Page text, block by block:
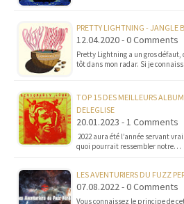
PRETTY LIGHTNING - JANGLE
12.04.2020 - 0 Comments
Pretty Lightning a un gros
tôt dans mon radar. Si je
TOP 15 DES MEILLEURS
DELEGLISE
20.01.2023 - 1 Comments
2022 aura été l’année servant
quoi pourrait ressembler notre…
LES AVENTURIERS DU FUZZ
07.08.2022 - 0 Comments
Vous connaissez le principe de